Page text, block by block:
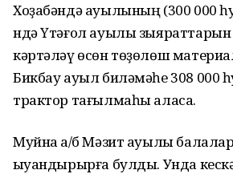
Хоҙабәндә ауылының (300 000
ндә Үтәғол ауылы зыяраттарын
кәртәләү өсөн төҙөлөш
Бикбау ауыл биләмәһе 308 000
трактор тағылмаһы аласаҡ.
Муйнаҡ а/б Мәзит ауылы
ҡыуандырырға булды. Унда